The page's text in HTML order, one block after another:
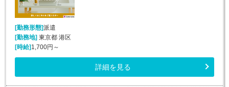
[勤務形態]派遣
[勤務地]東京都 港区
[時給]1,700円～
詳細を見る